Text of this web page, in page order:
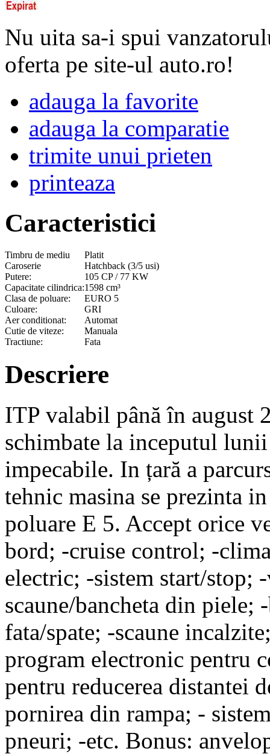
Nu uita sa-i spui
oferta pe site-ul auto.ro!
adauga la favorite
adauga la comparatie
trimite unui prieten
printeaza
Caracteristici
Timbru de mediu
Platit
Caroserie
Hatchback (3/5 usi)
Putere:
105 CP / 77 KW
Capacitate cilindrica:1598 cm³
Clasa de poluare:
EURO 5
Culoare:
GRI
Aer conditionat:
Automat
Cutie de viteze:
Manuala
Tractiune:
Fata
Descriere
ITP valabil până în august
schimbate la inceputul
impecabile. In țară a
tehnic masina se prezinta
poluare E 5. Accept orice
bord; -cruise control; -
electric; -sistem start/stop;
scaune/bancheta din piele;
fata/spate; -scaune
program electronic pentru
pentru reducerea distantei
pornirea din rampa; -
pneuri; -etc. Bonus: